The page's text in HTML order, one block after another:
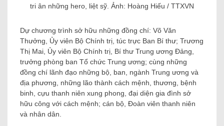
tri ân những hero, liệt sỹ. Ảnh: Hoàng Hiếu / TTXVN
Dự chương trình sở hữu những đồng chí: Võ Văn
Thưởng, Ủy viên Bộ Chính trị, túc trực Ban Bí thư; Trương
Thị Mai, Ủy viên Bộ Chính trị, Bí thư Trung ương Đảng,
trưởng phòng ban Tổ chức Trung ương; cùng những
đồng chí lãnh đạo những bộ, ban, ngành Trung ương và
địa phương, những lão thành cách mệnh, thương, bệnh
binh, cựu thanh niên xung phong, đại diện gia đình sở
hữu công với cách mệnh; cán bộ, Đoàn viên thanh niên
và nhân dân.